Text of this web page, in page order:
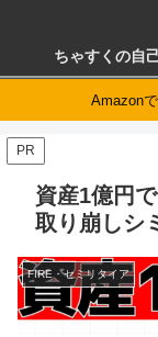
ちゃすくの自
Amazon
PR
資産1億円
取り崩しシ
FIRE・セミリタイア